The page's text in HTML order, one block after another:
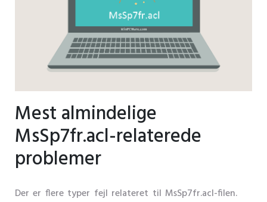
Mest almindelige
MsSp7fr.acl-relaterede
problemer
Der er flere typer fejl relateret til MsSp7fr.acl-filen.